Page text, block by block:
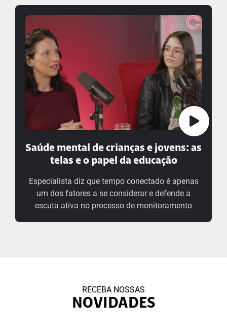
Saúde mental de crianças e jovens: as
telas e o papel da educação
Especialista diz que tempo conectado é apenas
um dos fatores a se considerar e defende a
escuta ativa no processo de monitoramento
RECEBA NOSSAS
NOVIDADES